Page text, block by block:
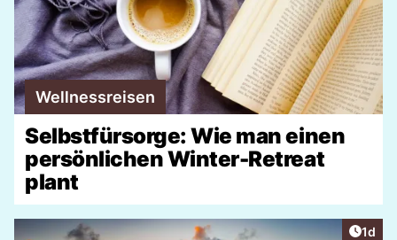
Wellnessreisen
Selbstfürsorge: Wie man einen
persönlichen Winter-Retreat
plant
1d